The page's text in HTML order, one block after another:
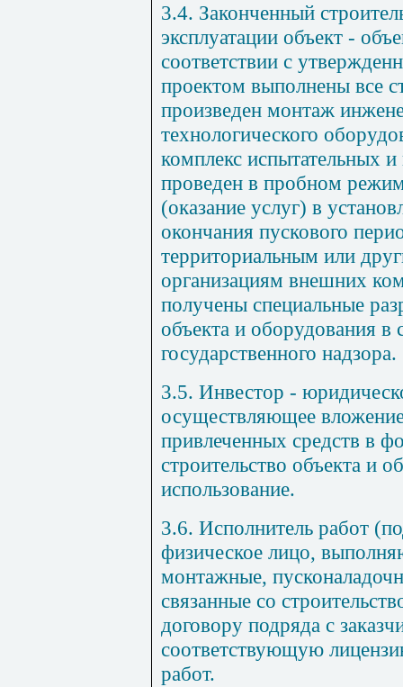
3.4. Законченный
эксплуатации объект -
соответствии с
проектом выполнены все
произведен монтаж
технологического
комплекс испытательных
проведен в пробном
(оказание услуг) в
окончания пускового
территориальным или
организациям внешних
получены специальные
объекта и оборудования в
государственного надзора.
3.5. Инвестор -
осуществляющее
привлеченных средств в
строительство объекта и
использование.
3.6. Исполнитель работ
физическое лицо,
монтажные,
связанные со
договору подряда с
соответствующую
работ.